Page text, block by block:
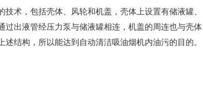
术，包括壳体、风轮和机盖，壳体上设置有储液罐、
过出液管经压力泵与储液罐相连，机盖的周连也与壳体
结构，所以能达到自动清洁吸油烟机内油污的目的。